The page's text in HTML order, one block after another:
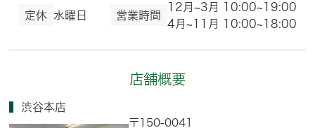
定休 水曜日 営業時間
12月~3月 10:00~19:00
4月~11月 10:00~18:00
店舗概要
渋谷本店
〒150-0041